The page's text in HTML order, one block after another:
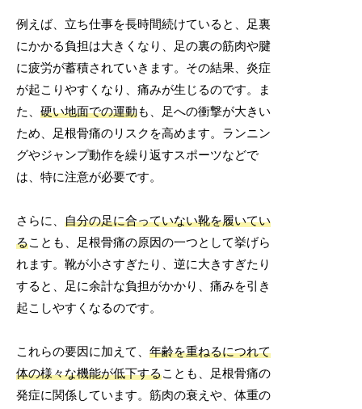
例えば、立ち仕事を長時間続けていると、足裏
にかかる負担は大きくなり、足の裏の筋肉や腱
に疲労が蓄積されていきます。その結果、炎症
が起こりやすくなり、痛みが生じるのです。ま
た、硬い地面での運動も、足への衝撃が大きい
ため、足根骨痛のリスクを高めます。ランニン
グやジャンプ動作を繰り返すスポーツなどで
は、特に注意が必要です。
さらに、自分の足に合っていない靴を履いてい
ることも、足根骨痛の原因の一つとして挙げら
れます。靴が小さすぎたり、逆に大きすぎたり
すると、足に余計な負担がかかり、痛みを引き
起こしやすくなるのです。
これらの要因に加えて、年齢を重ねるにつれて
体の様々な機能が低下することも、足根骨痛の
発症に関係しています。筋肉の衰えや、体重の